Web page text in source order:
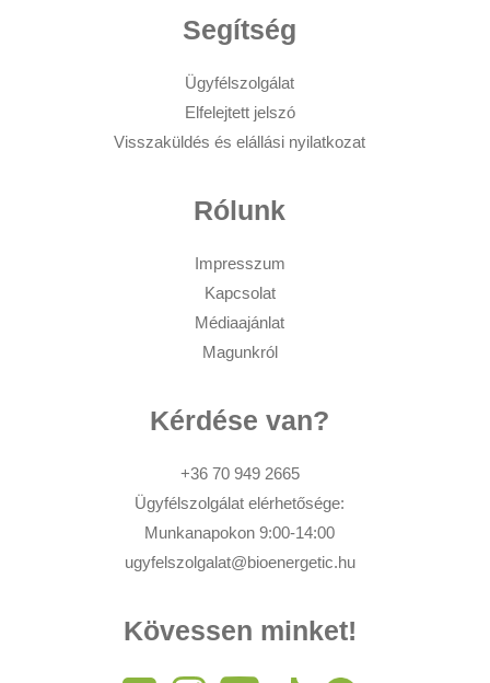
Segítség
Ügyfélszolgálat
Elfelejtett jelszó
Visszaküldés és elállási nyilatkozat
Rólunk
Impresszum
Kapcsolat
Médiaajánlat
Magunkról
Kérdése van?
+36 70 949 2665
Ügyfélszolgálat elérhetősége:
Munkanapokon 9:00-14:00
ugyfelszolgalat@bioenergetic.hu
Kövessen minket!